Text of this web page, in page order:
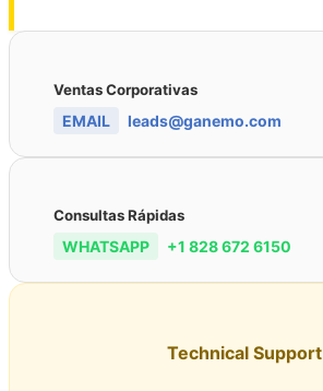
Ventas Corporativas
EMAIL leads@ganemo.com
Consultas Rápidas
WHATSAPP +1 828 672 6150
Technical Support